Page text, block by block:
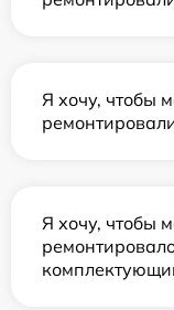
Я хочу, чтобы
Я хочу, чтобы